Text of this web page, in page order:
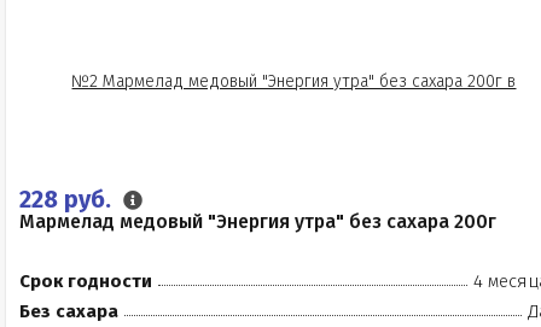
228 руб.
Мармелад медовый "Энергия утра" без сахара 200г
Срок годности
4
Без сахара